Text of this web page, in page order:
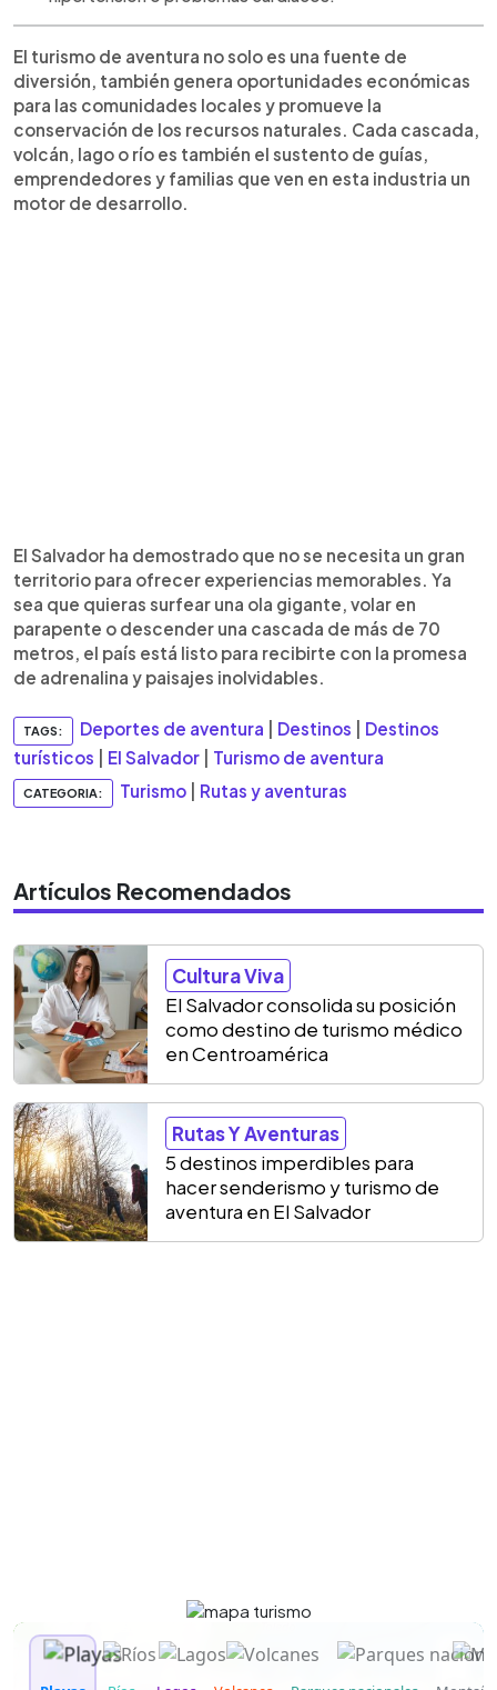
El turismo de aventura no solo es una fuente de
diversión, también genera oportunidades económicas
para las comunidades locales y promueve la
conservación de los recursos naturales. Cada cascada,
volcán, lago o río es también el sustento de guías,
emprendedores y familias que ven en esta industria un
motor de desarrollo.
El Salvador ha demostrado que no se necesita un gran
territorio para ofrecer experiencias memorables. Ya
sea que quieras surfear una ola gigante, volar en
parapente o descender una cascada de más de 70
metros, el país está listo para recibirte con la promesa
de adrenalina y paisajes inolvidables.
TAGS: Deportes de aventura Destinos
Destinos
turísticos
El Salvador Turismo de aventura
CATEGORIA: Turismo Rutas y aventuras
Artículos Recomendados
Cultura Viva
El Salvador consolida su posición
como destino de turismo médico
en Centroamérica
Rutas Y Aventuras
5 destinos imperdibles para
hacer senderismo y turismo de
aventura en El Salvador